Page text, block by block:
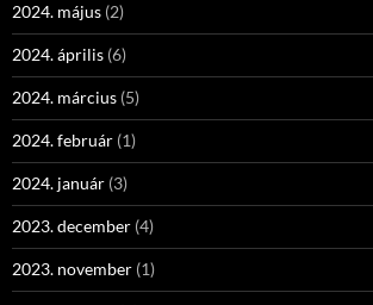
2024. május (2)
2024. április (6)
2024. március (5)
2024. február (1)
2024. január (3)
2023. december (4)
2023. november (1)